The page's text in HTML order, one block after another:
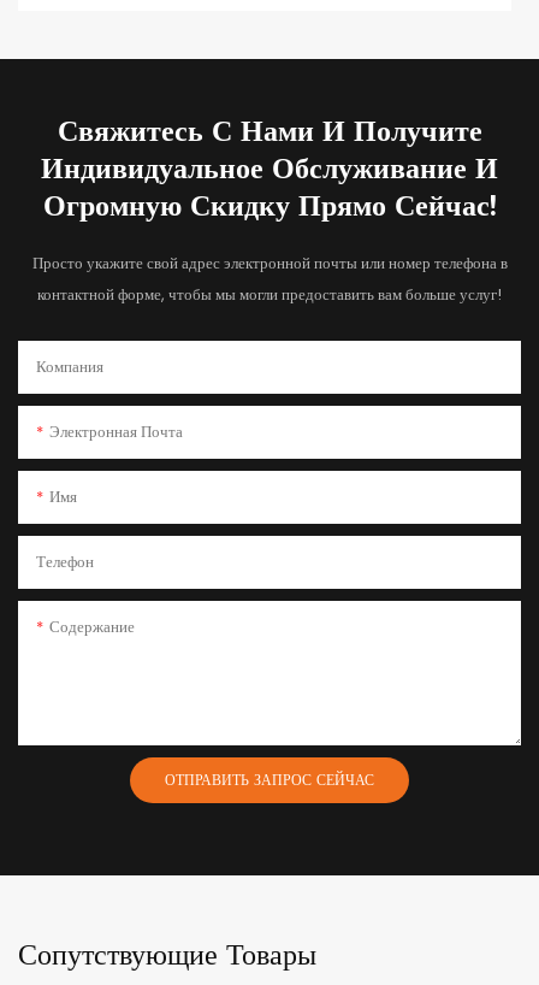
Свяжитесь С Нами И Получите
Индивидуальное Обслуживание И
Огромную Скидку Прямо Сейчас!
Просто укажите свой адрес электронной почты или номер телефона в
контактной форме, чтобы мы могли предоставить вам больше услуг!
Компания
Электронная Почта
Имя
Телефон
Содержание
ОТПРАВИТЬ ЗАПРОС СЕЙЧАС
Сопутствующие Товары